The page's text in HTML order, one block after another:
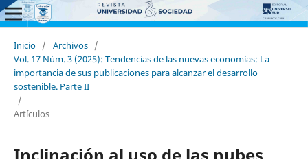
Inicio / Archivos /
Vol. 17 Núm. 3 (2025): Tendencias de las nuevas economías: La
importancia de sus publicaciones para alcanzar el desarrollo
sostenible. Parte II
/
Artículos